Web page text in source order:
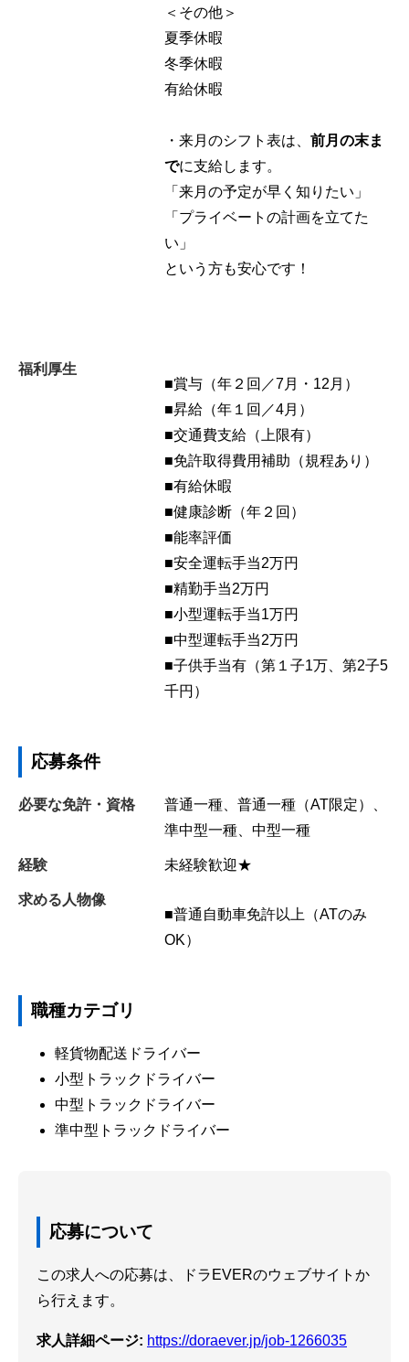
＜その他＞
夏季休暇
冬季休暇
有給休暇
・来月のシフト表は、 前月の末ま
でに支給します。
「来月の予定が早く知りたい」
「プライベートの計画を立てた
い」
という方も安心です！
福利厚生
■賞与（年２回／7月・12月）
■昇給（年１回／4月）
■交通費支給（上限有）
■免許取得費用補助（規程あり）
■有給休暇
■健康診断（年２回）
■能率評価
■安全運転手当2万円
■精勤手当2万円
■小型運転手当1万円
■中型運転手当2万円
■子供手当有（第１子1万、第2子5
千円）
応募条件
必要な免許・資格
普通一種、普通一種（AT限定）、
準中型一種、中型一種
経験 未経験歓迎★
求める人物像
■普通自動車免許以上（ATのみ
OK）
職種カテゴリ
軽貨物配送ドライバー
小型トラックドライバー
中型トラックドライバー
準中型トラックドライバー
応募について
この求人への応募は、ドラEVERのウェブサイトか
ら行えます。
求人詳細ページ: https://doraever.jp/job-1266035